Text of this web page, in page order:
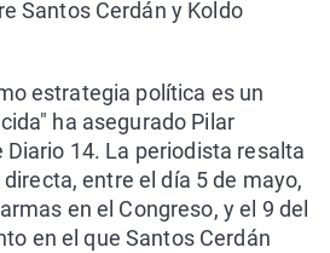
Santos Cerdán y Koldo
estrategia política es un
ha asegurado Pilar
Diario 14. La periodista resalta
entre el día 5 de mayo,
en el Congreso, y el 9 del
en el que Santos Cerdán